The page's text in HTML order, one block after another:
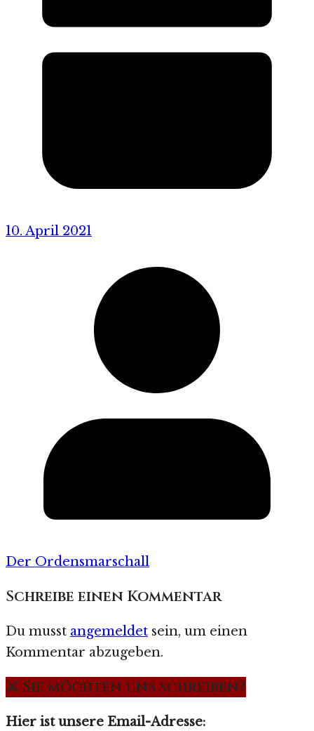
10. April 2021
Der Ordensmarschall
Schreibe einen Kommentar
Du musst angemeldet sein, um einen
Kommentar abzugeben.
⚔️ Sie möchten uns schreiben?
Hier ist unsere Email-Adresse: